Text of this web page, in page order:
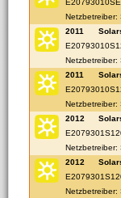
Netzbetreiber:
2011
Netzbetreiber:
2011
Netzbetreiber:
2012
Netzbetreiber:
2012
Netzbetreiber: